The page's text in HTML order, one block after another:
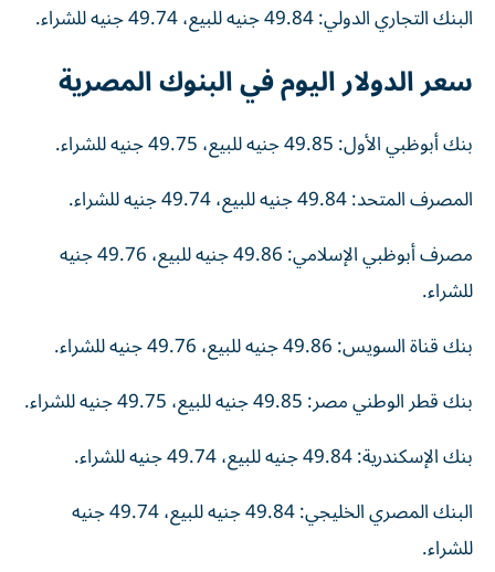
البنك التجاري الدولي: 49.84 جنيه للبيع، 49.74 جنيه للشراء.
سعر الدولار اليوم في البنوك المصرية
بنك أبوظبي الأول: 49.85 جنيه للبيع، 49.75 جنيه للشراء.
المصرف المتحد: 49.84 جنيه للبيع، 49.74 جنيه للشراء.
مصرف أبوظبي الإسلامي: 49.86 جنيه للبيع، 49.76 جنيه
للشراء.
بنك قناة السويس: 49.86 جنيه للبيع، 49.76 جنيه للشراء.
بنك قطر الوطني مصر: 49.85 جنيه للبيع، 49.75 جنيه للشراء.
بنك الإسكندرية: 49.84 جنيه للبيع، 49.74 جنيه للشراء.
البنك المصري الخليجي: 49.84 جنيه للبيع، 49.74 جنيه
للشراء.